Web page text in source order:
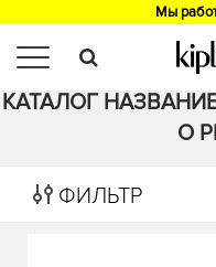
Мы
Главная >Каталог
КАТАЛОГ
O
ФИЛЬТР